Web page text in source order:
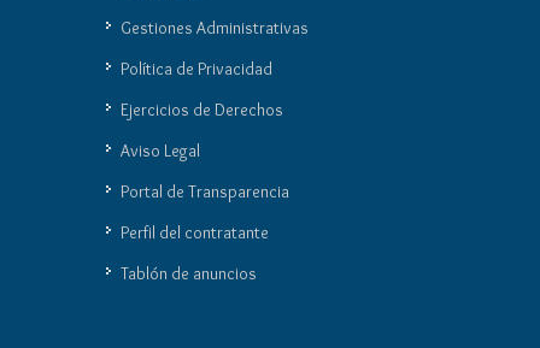
Gestiones Administrativas
Política de Privacidad
Ejercicios de Derechos
Aviso Legal
Portal de Transparencia
Perfil del contratante
Tablón de anuncios